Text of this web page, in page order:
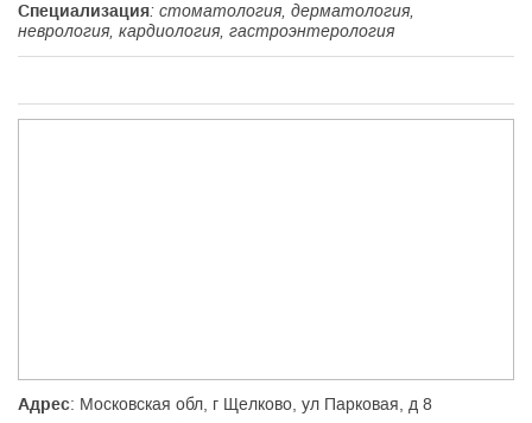
Специализация: стоматология, дерматология,
неврология, кардиология, гастроэнтерология
Адрес: Московская обл, г Щелково, ул Парковая, д 8